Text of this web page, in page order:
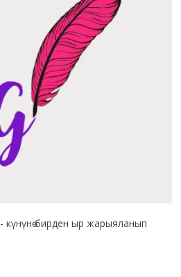
- күнүнө бирден ыр жарыяланып